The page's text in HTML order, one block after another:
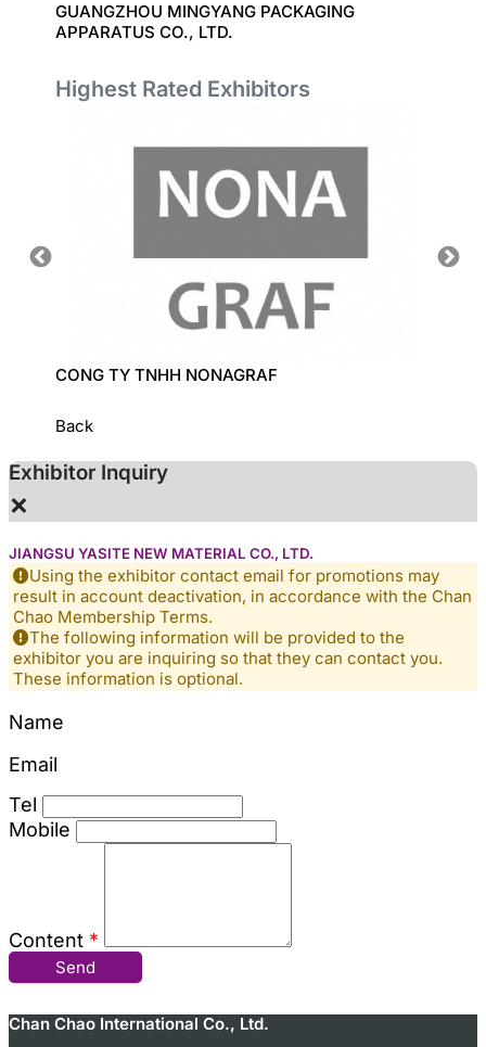
GUANGZHOU MINGYANG PACKAGING
APPARATUS CO., LTD.
Highest Rated Exhibitors
CONG TY TNHH NONAGRAF
Back
Exhibitor Inquiry
×
JIANGSU YASITE NEW MATERIAL CO., LTD.
Using the exhibitor contact email for promotions may
result in account deactivation, in accordance with the Chan
Chao Membership Terms.
The following information will be provided to the
exhibitor you are inquiring so that they can contact you.
These information is optional.
Name
Email
Tel
Mobile
Content *
Send
Chan Chao International Co., Ltd.